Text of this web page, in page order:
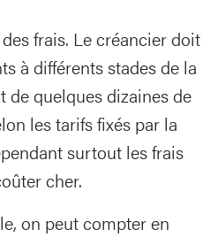
frais. Le créancier doit
à différents stades de la
de quelques dizaines de
les tarifs fixés par la
surtout les frais
cher.
on peut compter en